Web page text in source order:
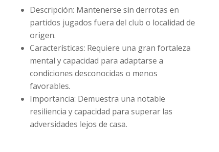
Descripción: Mantenerse sin derrotas en
partidos jugados fuera del club o localidad de
origen.
Características: Requiere una gran fortaleza
mental y capacidad para adaptarse a
condiciones desconocidas o menos
favorables.
Importancia: Demuestra una notable
resiliencia y capacidad para superar las
adversidades lejos de casa.